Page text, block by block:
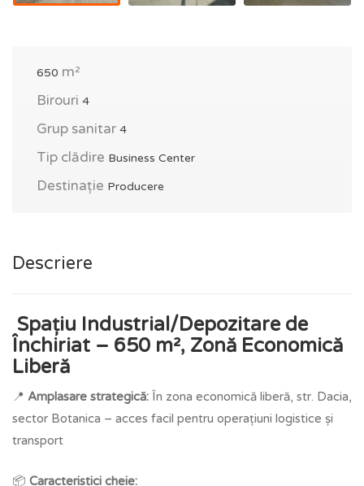
650 m²
Birouri 4
Grup sanitar 4
Tip clădire Business Center
Destinație Producere
Descriere
Spațiu Industrial/Depozitare de
Închiriat – 650 m², Zonă Economică
Liberă
📍 Amplasare strategică: În zona economică liberă, str. Dacia,
sector Botanica – acces facil pentru operațiuni logistice și
transport
📦 Caracteristici cheie: